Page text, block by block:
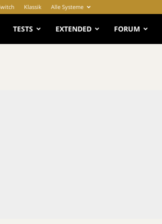
Klassik Alle Systeme
TESTS EXTENDED FORUM